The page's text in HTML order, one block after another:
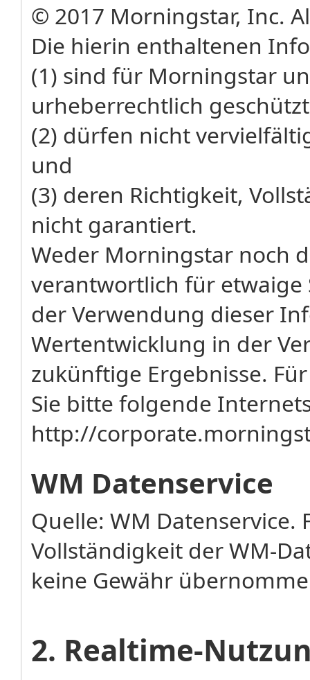
© 2017 Morningstar, Inc.
Die hierin enthaltenen
(1) sind für Morningstar
urheberrechtlich
(2) dürfen nicht
und
(3) deren Richtigkeit,
nicht garantiert.
Weder Morningstar noch
verantwortlich für etwaige
der Verwendung dieser
Wertentwicklung in der
zukünftige Ergebnisse.
Sie bitte folgende
http://
WM Datenservice
Quelle: WM
Vollständigkeit der WM-
keine Gewähr
2. Realtime-